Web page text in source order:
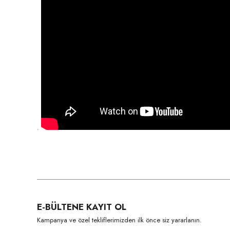
.
Ürün açıklamasında eksik bilgiler bulunuyor.
Ürün bilgilerinde hatalar bulunuyor.
E-BÜLTENE KAYIT OL
Kampanya ve özel tekliflerimizden ilk önce siz yararlanın.